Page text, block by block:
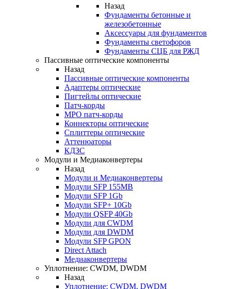
Назад
Фундаменты бетонные и
железобетонные
Аксессуары для фундаментов
Фундаменты светофоров
Фундаменты СЦБ для РЖД
Пассивные оптические компоненты
Назад
Пассивные оптические компоненты
Адаптеры оптические
Пигтейлы оптические
Патч-корды
MPO патч-корды
Коннекторы оптические
Сплиттеры оптические
Аттенюаторы
КДЗС
Модули и Медиаконвертеры
Назад
Модули и Медиаконвертеры
Модули SFP 155MB
Модули SFP 1Gb
Модули SFP+ 10Gb
Модули QSFP 40Gb
Модули для CWDM
Модули для DWDM
Модули SFP GPON
Direct Attach
Медиаконвертеры
Уплотнение: CWDM, DWDM
Назад
Уплотнение: CWDM, DWDM